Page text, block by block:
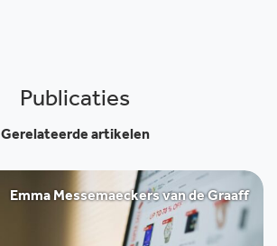
Publicaties
Gerelateerde artikelen
Emma Messemaeckers van de Graaff